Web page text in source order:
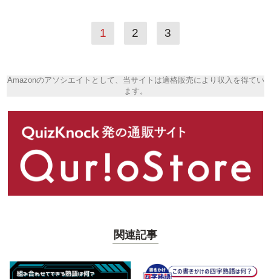
1 2 3
Amazonのアソシエイトとして、当サイトは適格販売により収入を得てい
ます。
関連記事